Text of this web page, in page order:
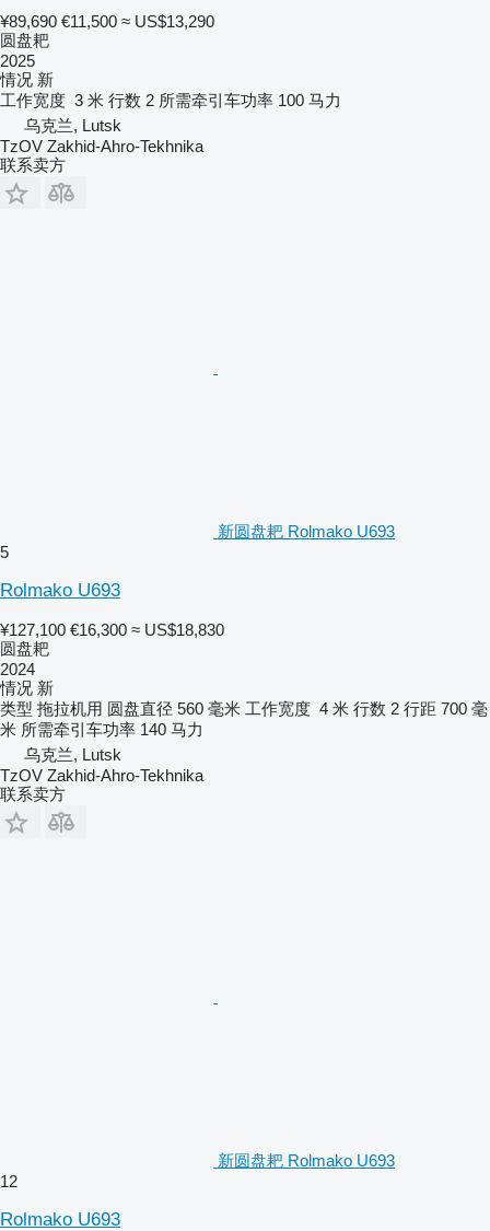
¥89,690 €11,500 ≈ US$13,290
圆盘耙
2025
情况 新
工作宽度 3 米 行数 2 所需牵引车功率 100 马力
乌克兰, Lutsk
TzOV Zakhid-Ahro-Tekhnika
联系卖方
新圆盘耙 Rolmako U693
5
Rolmako U693
¥127,100 €16,300 ≈ US$18,830
圆盘耙
2024
情况 新
类型 拖拉机用 圆盘直径 560 毫米 工作宽度 4 米 行数 2 行距 700 毫
米 所需牵引车功率 140 马力
乌克兰, Lutsk
TzOV Zakhid-Ahro-Tekhnika
联系卖方
新圆盘耙 Rolmako U693
12
Rolmako U693